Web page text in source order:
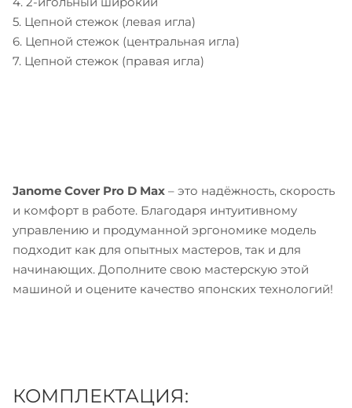
5. Цепной стежок (левая игла)
6. Цепной стежок (центральная игла)
7. Цепной стежок (правая игла)
Janome Cover Pro D Max – это надёжность, скорость
и комфорт в работе. Благодаря интуитивному
управлению и продуманной эргономике модель
подходит как для опытных мастеров, так и для
начинающих. Дополните свою мастерскую этой
машиной и оцените качество японских технологий!
КОМПЛЕКТАЦИЯ: